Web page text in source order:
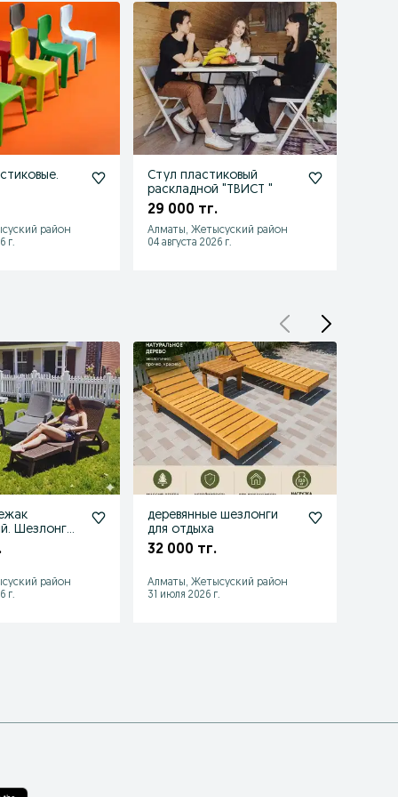
район
г.
Стул пластиковый
раскладной "ТВИСТ "
29 000 тг.
Алматы, Жетысуский район
04 августа 2026 г.
Шезлонг
район
г.
деревянные шезлонги
для отдыха
32 000 тг.
Алматы, Жетысуский район
31 июля 2026 г.